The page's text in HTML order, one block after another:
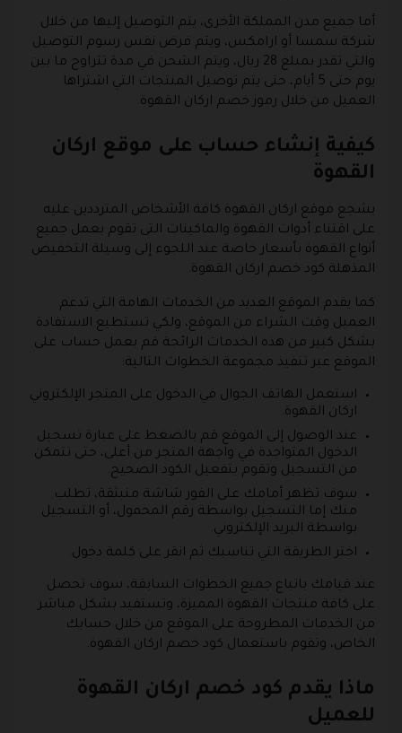
أما جميع مدن المملكة الأخرى، يتم التوصيل إليها من خلال
شركة سمسا أو ارامكس، ويتم فرض نفس رسوم التوصيل
والتي تقدر بمبلغ 28 ريال، ويتم الشحن في مدة تتراوح ما بين
يوم حتى 5 أيام، حتى يتم توصيل المنتجات التي اشتراها
العميل من خلال رموز خصم اركان القهوة.
كيفية إنشاء حساب على موقع اركان
القهوة
يشجع موقع اركان القهوة كافة الأشخاص المترددين عليه
على اقتناء أدوات القهوة والماكينات التى تقوم بعمل جميع
أنواع القهوة بأسعار خاصة عند اللجوء إلى وسيلة التخفيض
المذهلة كود خصم اركان القهوة.
كما يقدم الموقع العديد من الخدمات الهامة التي تدعم
العميل وقت الشراء من الموقع، ولكي تستطيع الاستفادة
بشكل كبير من هذه الخدمات الرائجة قم بعمل حساب على
الموقع عبر تنفيذ مجموعة الخطوات التالية:
استعمل الهاتف الجوال في الدخول على المتجر الإلكتروني
اركان القهوة.
عند الوصول إلى الموقع قم بالضغط على عبارة تسجيل
الدخول المتواجدة في واجهة المتجر من أعلى، حتى تتمكن
من التسجيل وتقوم بتفعيل الكود الصحيح.
سوف تظهر أمامك على الفور شاشة منبثقة، تطلب
منك إما التسجيل بواسطة رقم المحمول، أو التسجيل
بواسطة البريد الإلكتروني.
اختر الطريقة التي تناسبك ثم انقر على كلمة دخول.
عند قيامك باتباع جميع الخطوات السابقة، سوف تحصل
على كافة منتجات القهوة المميزة، وتستفيد بشكل مباشر
من الخدمات المطروحة على الموقع من خلال حسابك
الخاص، وتقوم باستعمال كود خصم اركان القهوة.
ماذا يقدم كود خصم اركان القهوة
للعميل